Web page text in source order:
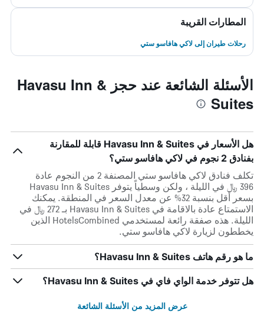
المطارات القريبة
رحلات طيران إلى لاكي هافاسو ستي
الأسئلة الشائعة عند حجز Havasu Inn &
Suites
هل الأسعار في Havasu Inn & Suites قابلة للمقارنة
بفنادق 2 نجوم في لاكي هافاسو ستي؟
تكلف فنادق لاكي هافاسو ستي المصنفة 2 من النجوم عادة
396 ﷼ في الليلة ، ولكن وسطياً يتوفر Havasu Inn & Suites
بسعر أقل بنسبة 32% عن معدل السعر في المنطقة. يمكنك
الاستمتاع عادة بالاقامة في Havasu Inn & Suites بـ 272 ﷼ في
الليلة. هذه صفقة رائعة لمستخدمي HotelsCombined الذين
يخططون لزيارة لاكي هافاسو ستي.
ما هو رقم هاتف Havasu Inn & Suites؟
هل تتوفر خدمة الواي فاي في Havasu Inn & Suites؟
عرض المزيد من الأسئلة الشائعة